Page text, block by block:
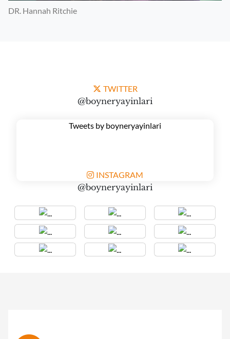
DR. Hannah Ritchie
TWITTER
@boyneryayinlari
Tweets by boyneryayinlari
INSTAGRAM
@boyneryayinlari